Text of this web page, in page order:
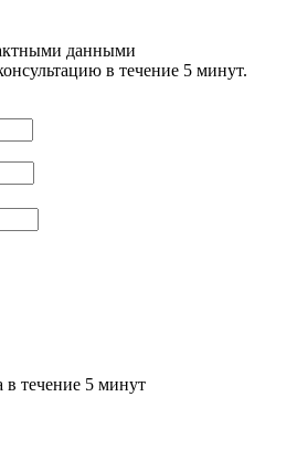
данными
в течение 5 минут.
течение 5 минут